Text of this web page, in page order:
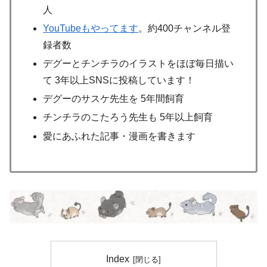
人
YouTubeもやってます。約400チャンネル登
録者数
デグーとチンチラのイラストをほぼ毎日描い
て 3年以上SNSに投稿しています！
デグーのサスケ先生を 5年間飼育
チンチラのこたろう先生も 5年以上飼育
愛にあふれた記事・漫画を書きます
Index